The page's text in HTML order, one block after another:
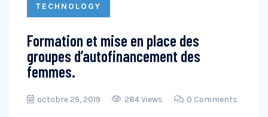
TECHNOLOGY
Formation et mise en place des
groupes d’autofinancement des
femmes.
octobre 29, 2019 284 Views 0 Comments